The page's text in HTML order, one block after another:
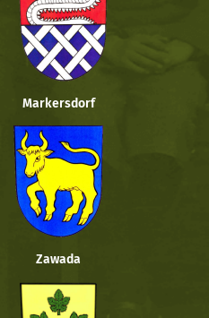
Markersdorf
Zawada